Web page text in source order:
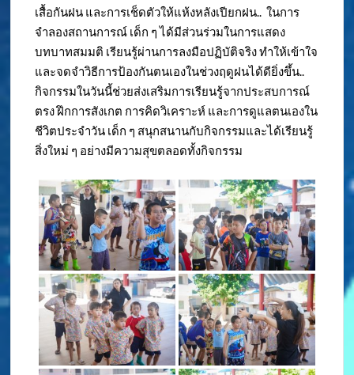
เสื้อกันฝน และการเช็ดตัวให้แห้งหลังเปียกฝน.. ในการ
จำลองสถานการณ์ เด็ก ๆ ได้มีส่วนร่วมในการแสดง
บทบาทสมมติ เรียนรู้ผ่านการลงมือปฏิบัติจริง ทำให้เข้าใจ
และจดจำวิธีการป้องกันตนเองในช่วงฤดูฝนได้ดียิ่งขึ้น..
กิจกรรมในวันนี้ช่วยส่งเสริมการเรียนรู้จากประสบการณ์
ตรง ฝึกการสังเกต การคิดวิเคราะห์ และการดูแลตนเองใน
ชีวิตประจำวัน เด็ก ๆ สนุกสนานกับกิจกรรมและได้เรียนรู้
สิ่งใหม่ ๆ อย่างมีความสุขตลอดทั้งกิจกรรม